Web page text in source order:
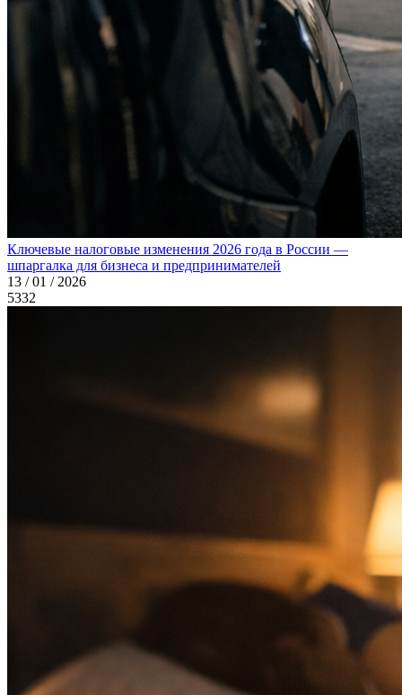
Ключевые налоговые изменения 2026 года в России —
шпаргалка для бизнеса и предпринимателей
13 / 01 / 2026
5332